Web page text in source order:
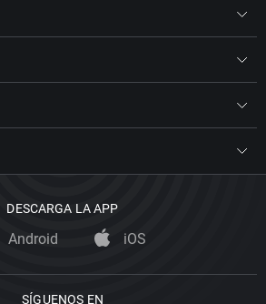
DESCARGA LA APP
Android iOS
SÍGUENOS EN